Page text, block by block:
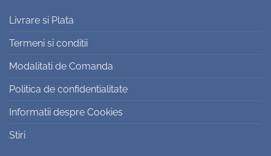
Livrare si Plata
Termeni si conditii
Modalitati de Comanda
Politica de confidentialitate
Informatii despre Cookies
Stiri